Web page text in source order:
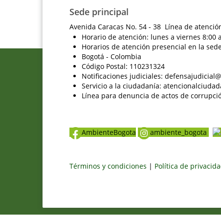
Sede principal
Avenida Caracas No. 54 - 38 Línea de
Horario de atención: lunes a viernes 8:00
Horarios de atención presencial en la
Bogotá - Colombia
Código Postal: 110231324
Notificaciones judiciales:
Servicio a la ciudadanía:
Línea para denuncia de actos de
AmbienteBogota ambiente_bogota
Términos y condiciones | Política de